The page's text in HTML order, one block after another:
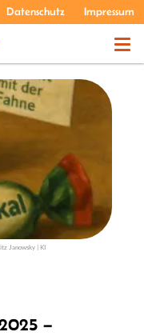
Datenschutz Impressum
Janowsky | KI
–